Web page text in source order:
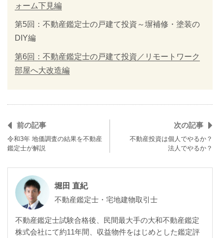
ォーム下見編
第5回：不動産鑑定士の戸建て投資～塀補修・塗装の
DIY編
第6回：不動産鑑定士の戸建て投資／リモートワーク
部屋へ大改造編
前の記事
令和3年 地価調査の結果を不動産
鑑定士が解説
次の記事
不動産投資は個人でやるか？
法人でやるか？
堀田 直紀
不動産鑑定士・宅地建物取引士
不動産鑑定士試験合格後、民間最大手の大和不動産鑑定
株式会社にて約11年間、収益物件をはじめとした鑑定評